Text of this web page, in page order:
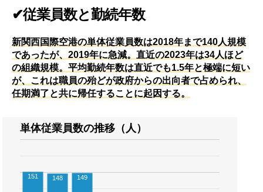
✔従業員数と勤続年数
新関西国際空港の単体従業員数は2018年まで140人規模
であったが、2019年に急減。直近の2023年は34人ほど
の組織規模。平均勤続年数は直近でも1.5年と極端に短い
が、これは職員の殆どが政府からの出向者で占められ、
任期満了と共に帰任することに起因する。
単体従業員数の推移（人）
151 148 149